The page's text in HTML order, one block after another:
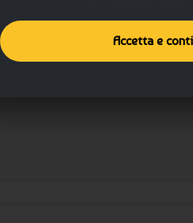
Accetta e